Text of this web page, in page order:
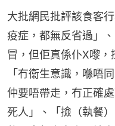
大批網民批評該食客
疫症，都無反省過」
冒，但佢真係仆X嚟，
「冇衞生意識，喺唔
仲要唔帶走，冇正確
死人」、「撿（執餐